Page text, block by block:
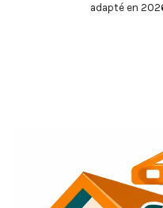
adapté en